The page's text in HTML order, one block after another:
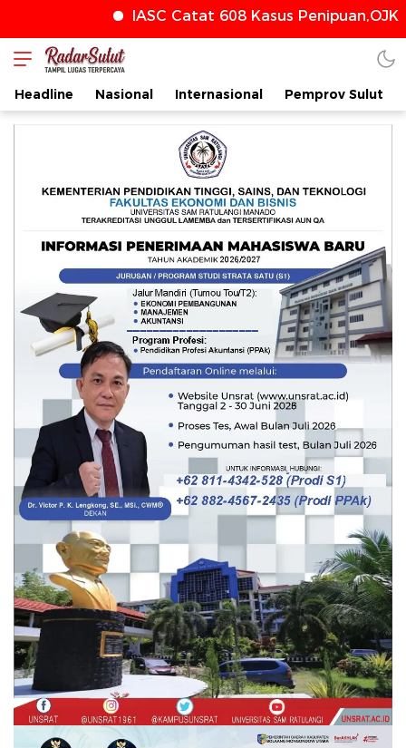
IASC Catat 608 Kasus Penipuan,OJK
radarsulut.com
Headline Nasional Internasional Pemprov Sulut